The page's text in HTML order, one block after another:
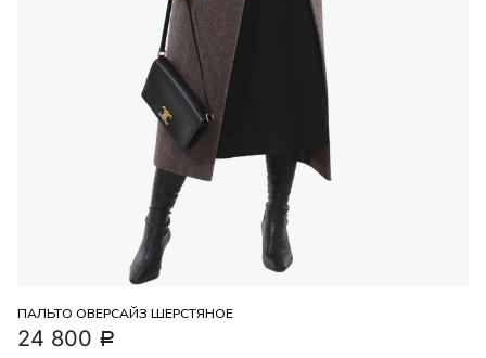
ПАЛЬТО ОВЕРСАЙЗ ШЕРСТЯНОЕ
24 800 Р